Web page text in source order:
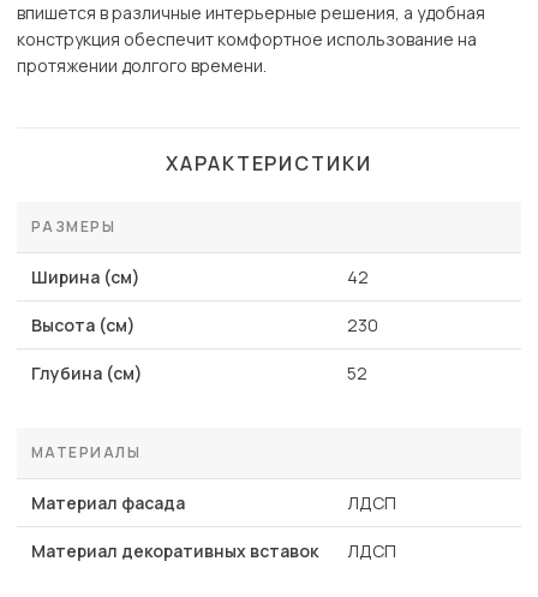
впишется в различные интерьерные решения, а удобная
конструкция обеспечит комфортное использование на
протяжении долгого времени.
ХАРАКТЕРИСТИКИ
РАЗМЕРЫ
Ширина (см) 42
Высота (см) 230
Глубина (см) 52
МАТЕРИАЛЫ
Материал фасада ЛДСП
Материал декоративных вставок ЛДСП